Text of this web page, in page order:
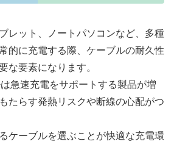
レット、ノートパソコンなど、多種
的に充電する際、ケーブルの耐久性
な要素になります。
急速充電をサポートする製品が増
たらす発熱リスクや断線の心配がつ
ケーブルを選ぶことが快適な充電環